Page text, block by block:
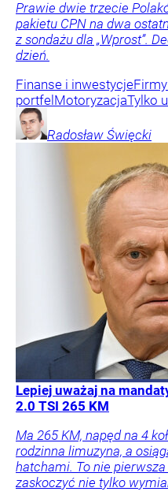
Prawie dwie trzecie
pakietu CPN na dwa
z sondażu dla „Wprost”.
dzień.
Finanse i inwestycje
portfel MotoryzacjaTylko
Radosław Święcki
Lepiej uważaj na
2.0 TSI 265 KM
Ma 265 KM, napęd na 4
rodzinna limuzyna, a
hatchami. To nie
zaskoczyć nie tylko